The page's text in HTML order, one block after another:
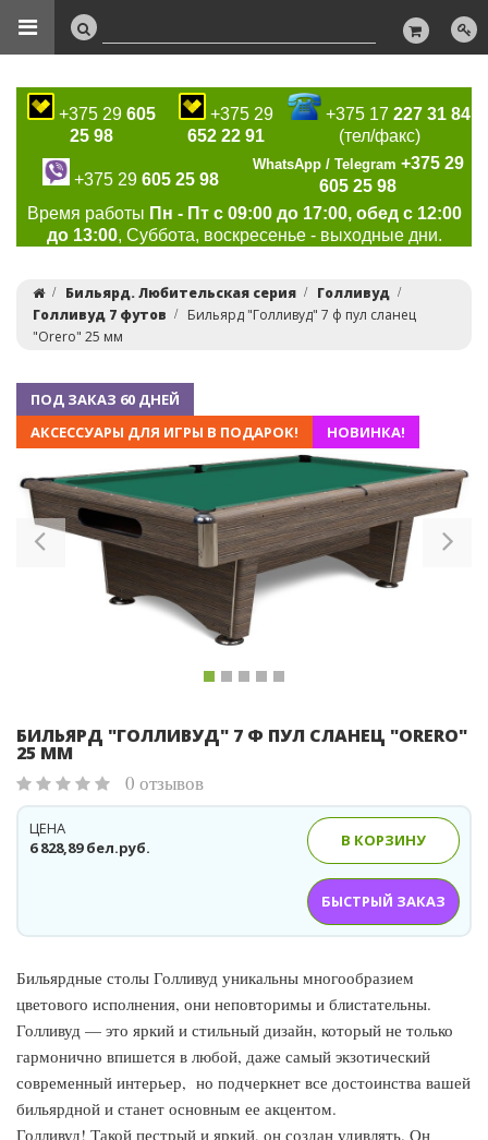
+375 29 605
25 98
+375 29
652 22 91
+375 17227 31 84
(тел/факс)
+375 29 605 25 98
WhatsApp / Telegram +375 29
605 25 98
Время работы Пн - Пт с 09:00 до 17:00, обед с 12:00
до 13:00, Суббота, воскресенье - выходные дни.
Бильярд. Любительская серия
Голливуд
Голливуд 7 футов
Бильярд "Голливуд" 7 ф пул сланец
"Orero" 25 мм
ПОД ЗАКАЗ 60 ДНЕЙ
АКСЕССУАРЫ ДЛЯ ИГРЫ В ПОДАРОК!
НОВИНКА!
Previous
БИЛЬЯРД "ГОЛЛИВУД" 7 Ф ПУЛ СЛАНЕЦ "ORERO"
25 ММ
0 отзывов
6 828,89 бел.руб.
ЦЕНА
В КОРЗИНУ
БЫСТРЫЙ ЗАКАЗ
Бильярдные столы Голливуд уникальны многообразием
цветового исполнения, они неповторимы и блистательны.
Голливуд — это яркий и стильный дизайн, который не только
гармонично впишется в любой, даже самый экзотический
современный интерьер, но подчеркнет все достоинства вашей
бильярдной и станет основным ее акцентом.
Голливуд! Такой пестрый и яркий, он создан удивлять. Он